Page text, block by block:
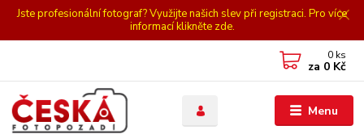
Jste profesionální fotograf? Využijte našich slev při registraci. Pro více
informací klikněte zde.
Menu
0 ks
za 0 Kč